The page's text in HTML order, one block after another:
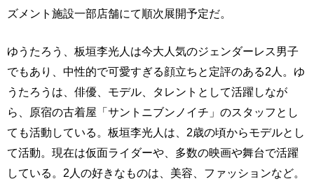
ズメント施設一部店舗にて順次展開予定だ。
ゆうたろう、板垣李光人は今大人気のジェンダーレス男子
でもあり、中性的で可愛すぎる顔立ちと定評のある2人。ゆ
うたろうは、俳優、モデル、タレントとして活躍しなが
ら、原宿の古着屋「サントニブンノイチ」のスタッフとし
ても活動している。板垣李光人は、2歳の頃からモデルとし
て活動。現在は仮面ライダーや、多数の映画や舞台で活躍
している。2人の好きなものは、美容、ファッションなど。